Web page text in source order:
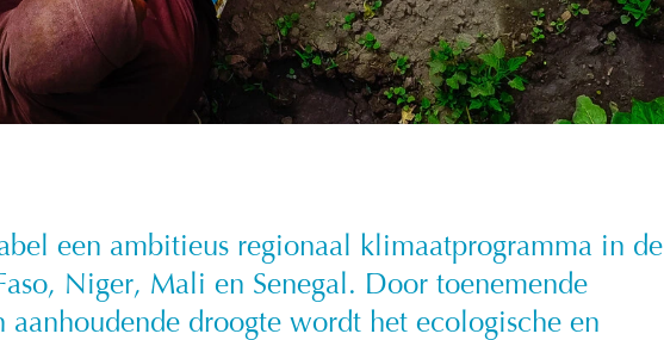
een ambitieus regionaal klimaatprogramma in de
Niger, Mali en Senegal. Door toenemende
droogte wordt het ecologische en